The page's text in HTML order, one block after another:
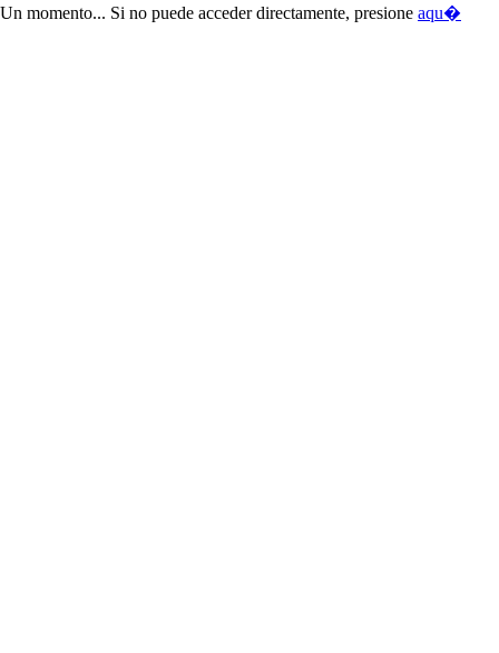
Un momento... Si no puede acceder directamente, presione aqu�